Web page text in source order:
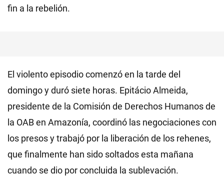
fin a la rebelión.
El violento episodio comenzó en la tarde del
domingo y duró siete horas. Epitácio Almeida,
presidente de la Comisión de Derechos Humanos de
la OAB en Amazonía, coordinó las negociaciones con
los presos y trabajó por la liberación de los rehenes,
que finalmente han sido soltados esta mañana
cuando se dio por concluida la sublevación.